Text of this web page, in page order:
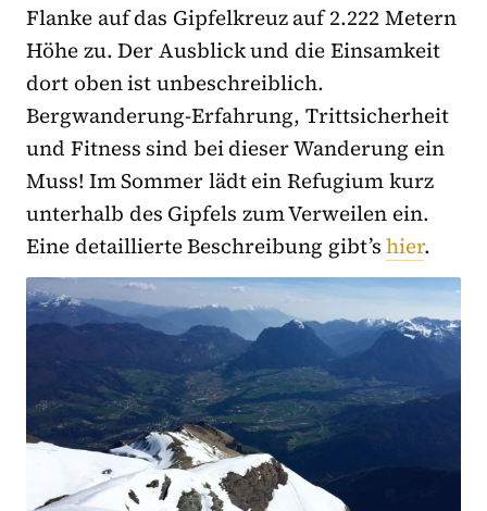
Flanke auf das Gipfelkreuz auf 2.222 Metern
Höhe zu. Der Ausblick und die Einsamkeit
dort oben ist unbeschreiblich.
Bergwanderung-Erfahrung, Trittsicherheit
und Fitness sind bei dieser Wanderung ein
Muss! Im Sommer lädt ein Refugium kurz
unterhalb des Gipfels zum Verweilen ein.
Eine detaillierte Beschreibung gibt’shier.